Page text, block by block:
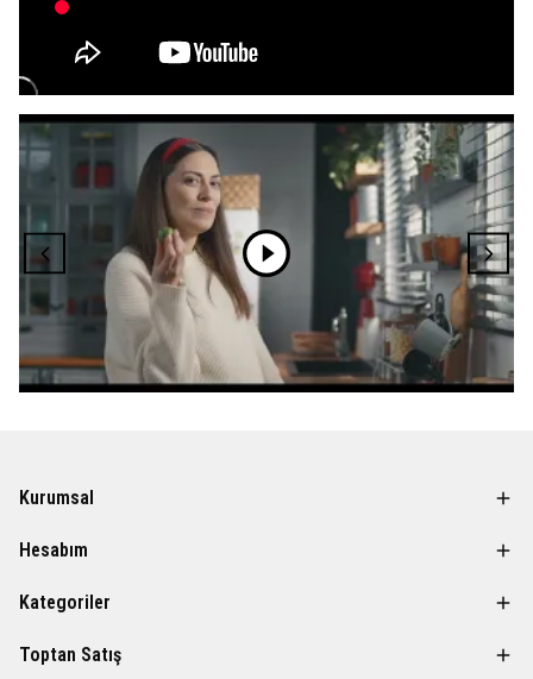
Kurumsal
Hesabım
Kategoriler
Toptan Satış